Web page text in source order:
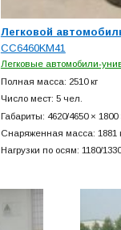
Легковой
CC6460KM41
Легковые автомобили-
Полная масса: 2510 кг
Число мест: 5 чел.
Габариты: 4620/4650 ×
Снаряженная масса: 1881
Нагрузки по осям: 1180/1330